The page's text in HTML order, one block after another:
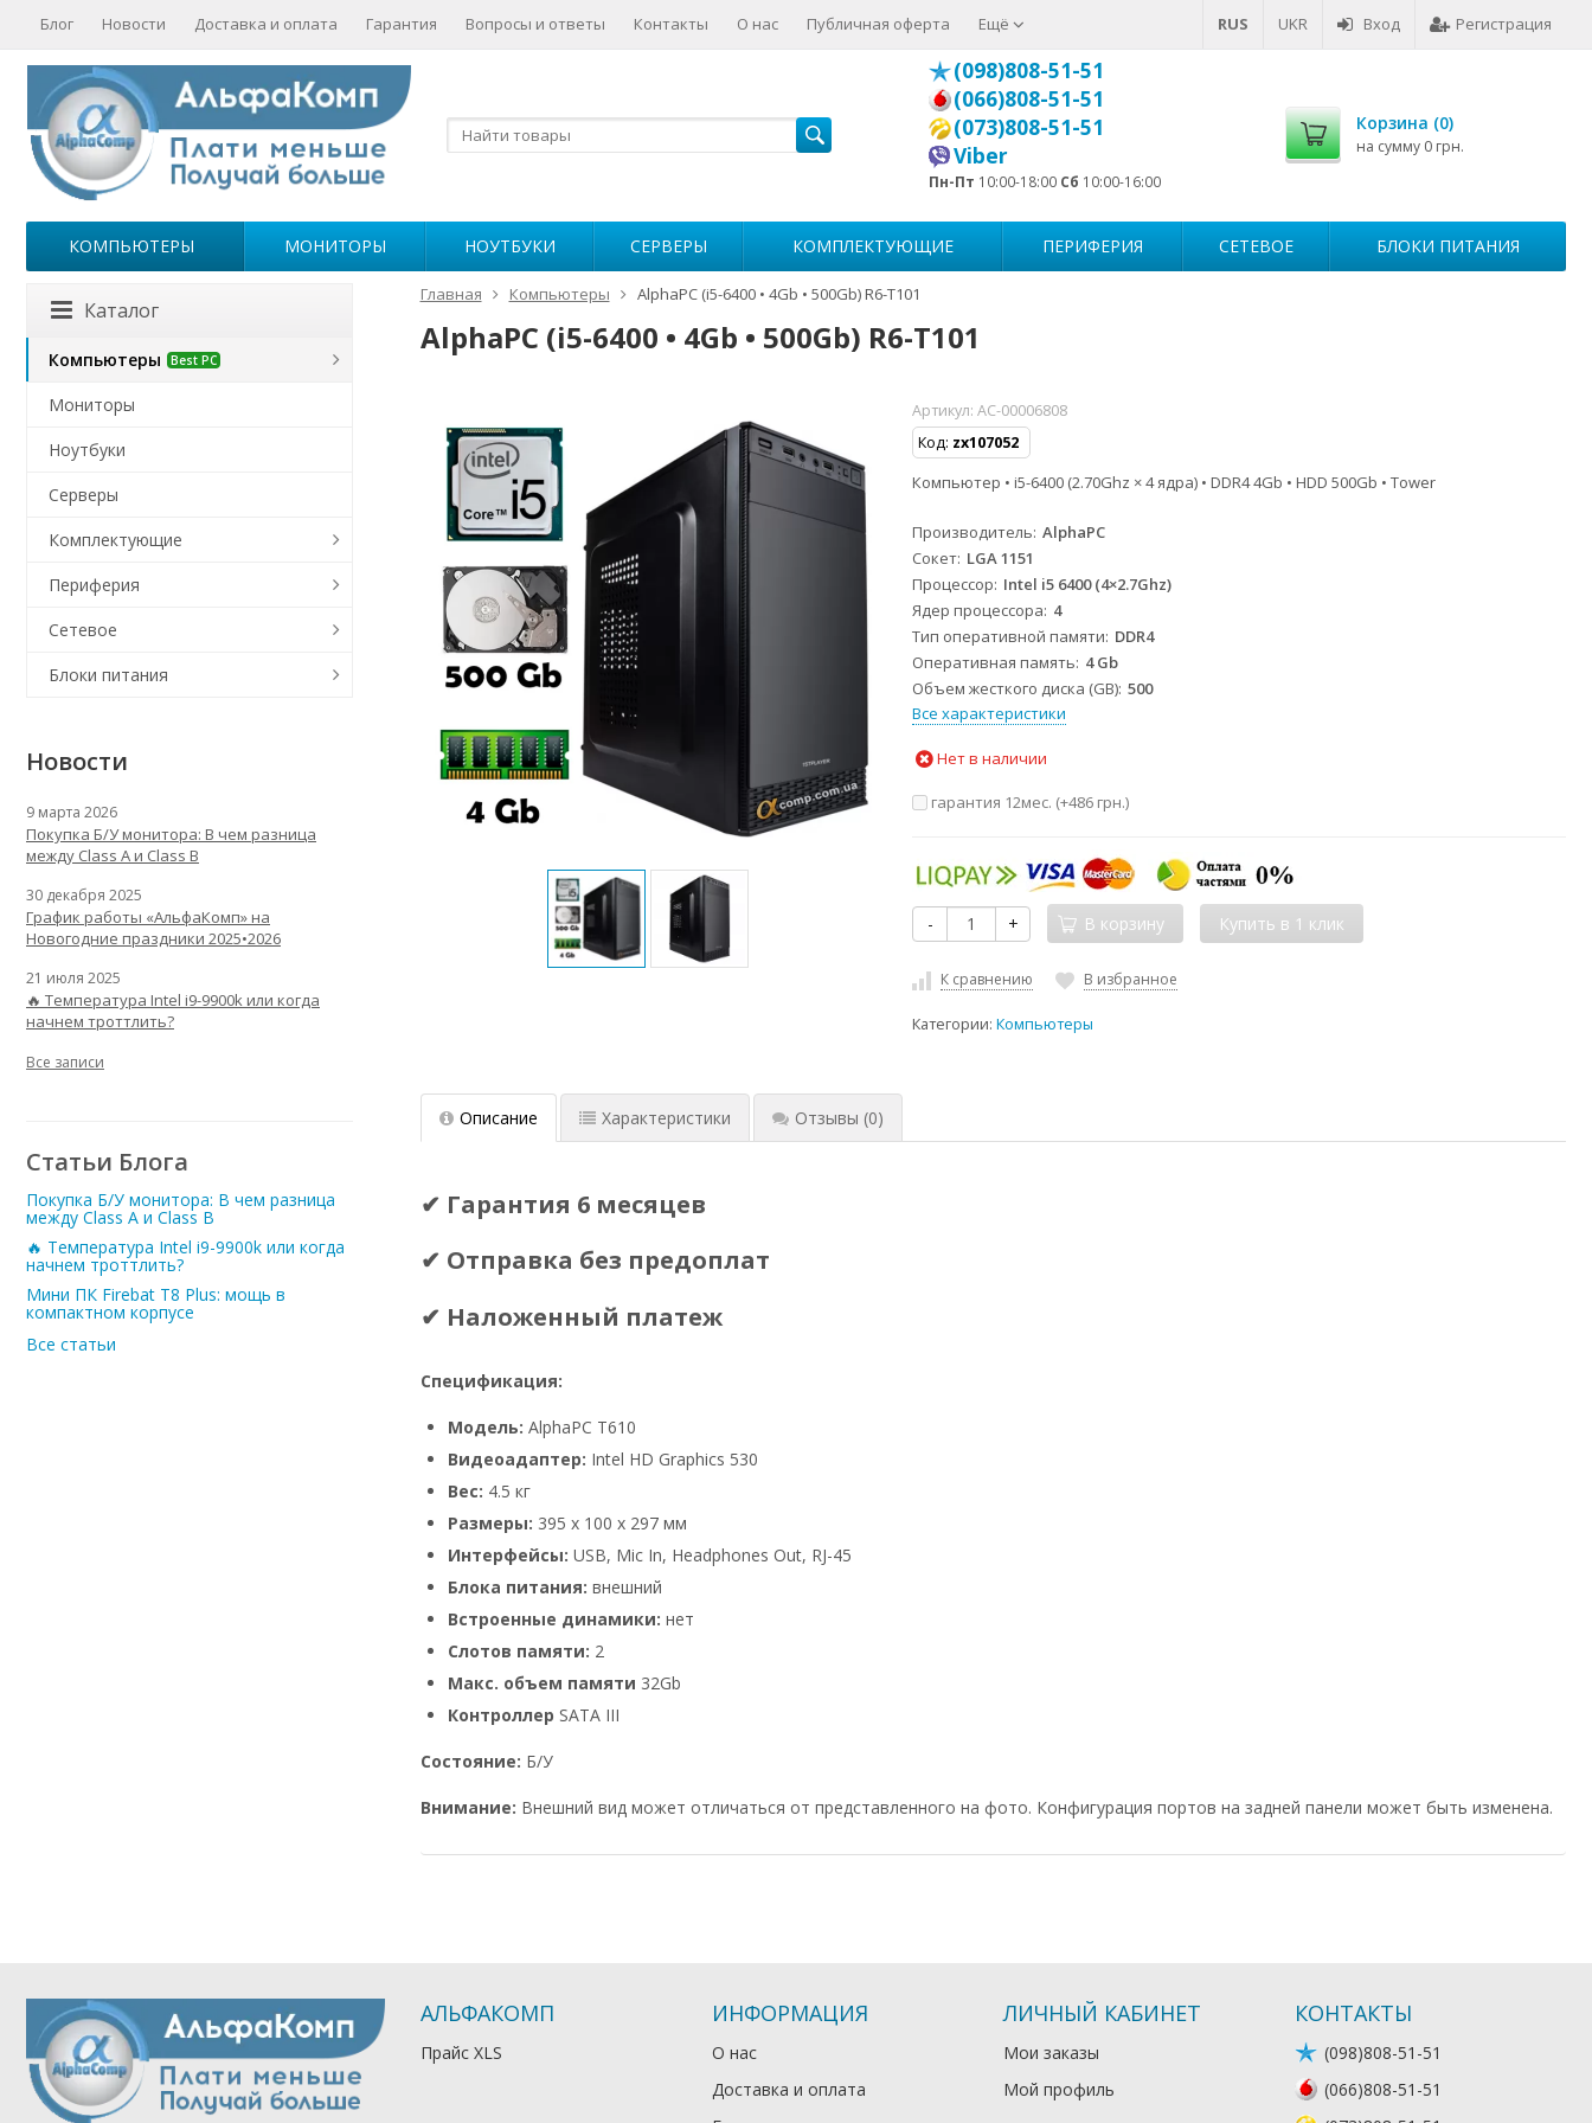
RUS UKR Вход Регистрация
Блог Новости Доставка и оплата Гарантия Вопросы и ответы Контакты О нас Публичная оферта Ещё
(098)808-51-51
(066)808-51-51
(073)808-51-51
Viber
Пн-Пт 10:00-18:00 Сб 10:00-16:00
Корзина (0)
на сумму 0 грн.
КОМПЬЮТЕРЫ МОНИТОРЫ НОУТБУКИ СЕРВЕРЫ КОМПЛЕКТУЮЩИЕ ПЕРИФЕРИЯ СЕТЕВОЕ БЛОКИ ПИТАНИЯ
Главная Компьютеры AlphaPC (i5-6400 • 4Gb • 500Gb) R6-T101
AlphaPC (i5-6400 • 4Gb • 500Gb) R6-T101
Артикул:AC-00006808
Код: zx107052
Компьютер • i5-6400 (2.70Ghz × 4 ядра) • DDR4 4Gb • HDD 500Gb • Tower
Производитель AlphaPC
Сокет LGA 1151
Процессор Intel i5 6400 (4×2.7Ghz)
Ядер процессора 4
Тип оперативной памяти DDR4
Оперативная память 4 Gb
Объем жесткого диска (GB) 500
Все характеристики
Нет в наличии
гарантия 12мес. (+486 грн.)
- + В корзину
К сравнению В избранное
Категории:Компьютеры
Описание Характеристики Отзывы (0)
✔ Гарантия 6 месяцев
✔ Отправка без предоплат
✔ Наложенный платеж
Спецификация:
Модель: AlphaPC T610
Видеоадаптер: Intel HD Graphics 530
Вес: 4.5 кг
Размеры: 395 x 100 x 297 мм
Интерфейсы: USB, Mic In, Headphones Out, RJ-45
Блока питания: внешний
Встроенные динамики: нет
Слотов памяти: 2
Макс. объем памяти 32Gb
Контроллер SATA III
Состояние: Б/У
Внимание: Внешний вид может отличаться от представленного на фото. Конфигурация портов на задней панели может быть изменена.
Каталог
Компьютеры Best PC
Мониторы
Ноутбуки
Серверы
Комплектующие
Периферия
Сетевое
Блоки питания
Новости
9 марта 2026
Покупка Б/У монитора: В чем разница
между Class A и Class B
30 декабря 2025
График работы «АльфаКомп» на
Новогодние праздники 2025•2026
21 июля 2025
🔥 Температура Intel i9-9900k или когда
начнем троттлить?
Все записи
Статьи Блога
Покупка Б/У монитора: В чем разница
между Class A и Class B
🔥 Температура Intel i9-9900k или когда
начнем троттлить?
Мини ПК Firebat T8 Plus: мощь в
компактном корпусе
Все статьи
АЛЬФАКОМП
Прайс XLS
ИНФОРМАЦИЯ
О нас
Доставка и оплата
ЛИЧНЫЙ КАБИНЕТ
Мои заказы
Мой профиль
КОНТАКТЫ
(098)808-51-51
(066)808-51-51